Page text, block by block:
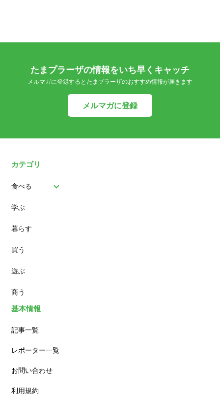
たまプラーザの情報をいち早くキャッチ
メルマガに登録するとたまプラーザのおすすめ情報が届きます
メルマガに登録
カテゴリ
食べる
パン
スイーツ
ランチ
カフェ
学ぶ
暮らす
買う
遊ぶ
商う
基本情報
記事一覧
レポーター一覧
お問い合わせ
利用規約